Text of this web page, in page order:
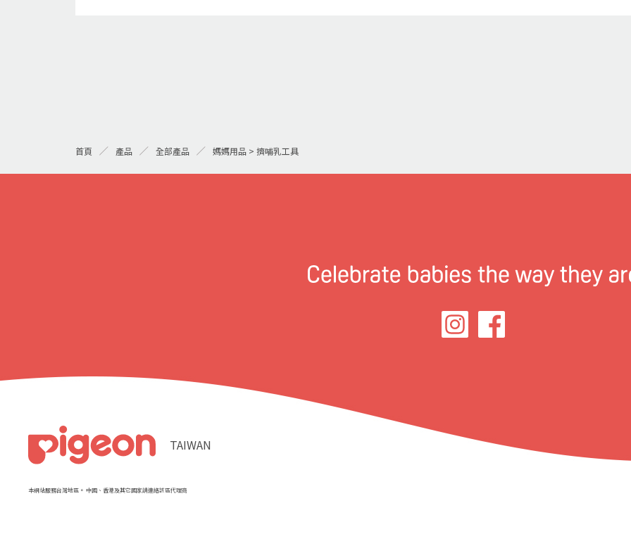
首頁 產品 全部產品 媽媽用品 > 擠哺乳工具
TAIWAN
本網站服務台灣地區。 中國、香港及其它國家請連絡該區代理商